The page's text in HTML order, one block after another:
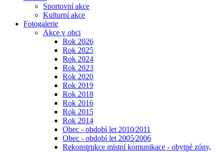
Sportovní akce
Kulturní akce
Fotogalerie
Akce v obci
Rok 2026
Rok 2025
Rok 2024
Rok 2023
Rok 2020
Rok 2019
Rok 2018
Rok 2016
Rok 2015
Rok 2014
Obec - období let 2010⁄2011
Obec - období let 2005⁄2006
Rekonstrukce místní komunikace - obytné zóny,